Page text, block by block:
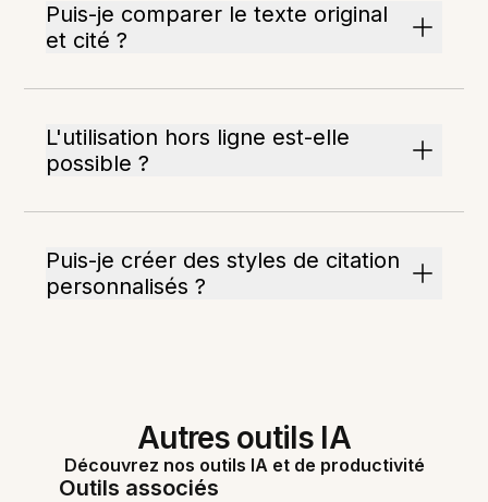
Puis-je comparer le texte original
et cité ?
L'utilisation hors ligne est-elle
possible ?
Puis-je créer des styles de citation
personnalisés ?
Autres outils IA
Découvrez nos outils IA et de productivité
Outils associés